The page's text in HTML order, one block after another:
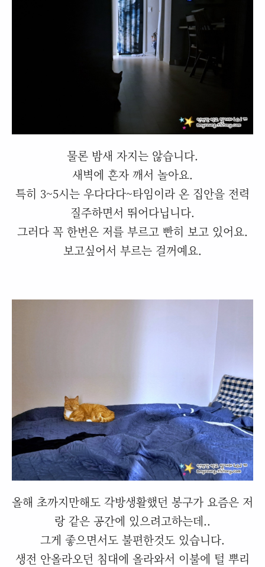
물론 밤새 자지는 않습니다.
새벽에 혼자 깨서 놀아요.
특히 3~5시는 우다다다~타임이라 온 집안을 전력
질주하면서 뛰어다닙니다.
그러다 꼭 한번은 저를 부르고 빤히 보고 있어요.
보고싶어서 부르는 걸꺼예요.
올해 초까지만해도 각방생활했던 봉구가 요즘은 저
랑 같은 공간에 있으려고하는데..
그게 좋으면서도 불편한것도 있습니다.
생전 안올라오던 침대에 올라와서 이불에 털 뿌리